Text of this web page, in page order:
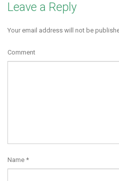
Leave a Reply
Your email address will not be
Comment
Name *